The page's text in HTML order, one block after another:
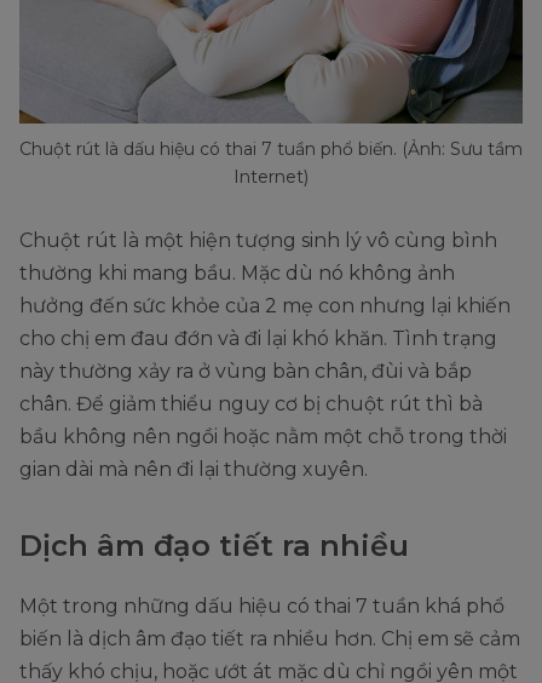
Chuột rút là dấu hiệu có thai 7 tuần phổ biến. (Ảnh: Sưu tầm
Internet)
Chuột rút là một hiện tượng sinh lý vô cùng bình
thường khi mang bầu. Mặc dù nó không ảnh
hưởng đến sức khỏe của 2 mẹ con nhưng lại khiến
cho chị em đau đớn và đi lại khó khăn. Tình trạng
này thường xảy ra ở vùng bàn chân, đùi và bắp
chân. Để giảm thiểu nguy cơ bị chuột rút thì bà
bầu không nên ngồi hoặc nằm một chỗ trong thời
gian dài mà nên đi lại thường xuyên.
Dịch âm đạo tiết ra nhiều
Một trong những dấu hiệu có thai 7 tuần khá phổ
biến là dịch âm đạo tiết ra nhiều hơn. Chị em sẽ cảm
thấy khó chịu, hoặc ướt át mặc dù chỉ ngồi yên một